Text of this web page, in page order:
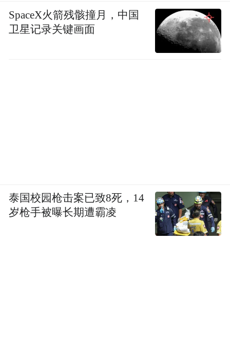
SpaceX火箭残骸撞月，中国
卫星记录关键画面
泰国校园枪击案已致8死，14
岁枪手被曝长期遭霸凌